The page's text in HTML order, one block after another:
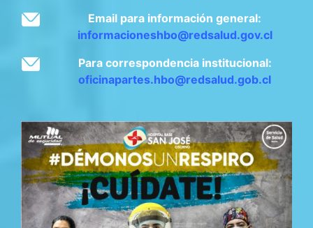
Email para información general:
informacioneshbo@redsalud.gov.cl
Para correspondencia institucional:
oficinapartes.hbo@redsalud.gob.cl